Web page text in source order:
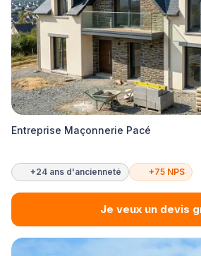
Entreprise Maçonnerie Pacé
+24 ans d'ancienneté +75 NPS
Je veux un devis